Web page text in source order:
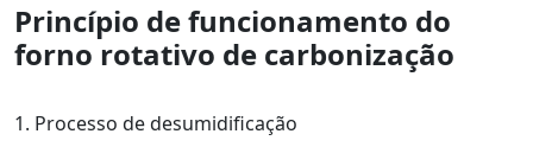
Princípio de funcionamento do
forno rotativo de carbonização
1. Processo de desumidificação